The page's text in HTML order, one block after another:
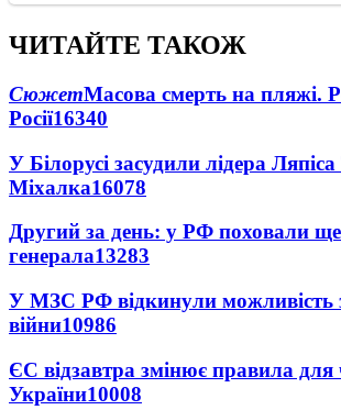
ЧИТАЙТЕ ТАКОЖ
СюжетМасова смерть на пляжі.
Росії16340
У Білорусі засудили лідера
Міхалка16078
Другий за день: у РФ поховали
генерала13283
У МЗС РФ відкинули можливість
війни10986
ЄС відзавтра змінює правила для
України10008